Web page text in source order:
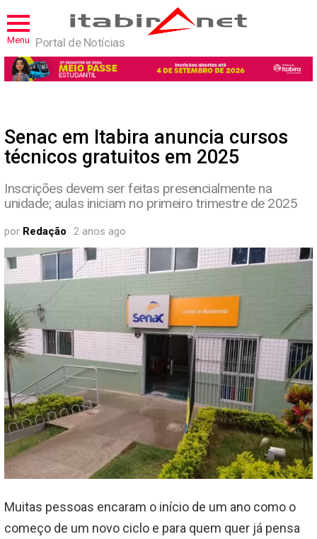
Menu Portal de Notícias
Senac em Itabira anuncia cursos
técnicos gratuitos em 2025
Inscrições devem ser feitas presencialmente na
unidade; aulas iniciam no primeiro trimestre de 2025
por Redação 2 anos ago
Muitas pessoas encaram o início de um ano como o
começo de um novo ciclo e para quem quer já pensa